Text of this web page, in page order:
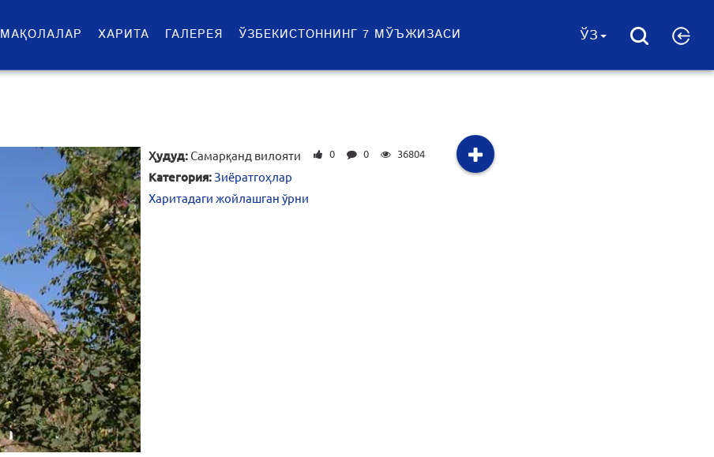
МАҚОЛАЛАР ХАРИТА ГАЛЕРЕЯ ЎЗБЕКИСТОННИНГ 7 МЎЪЖИЗАСИ ЎЗ
Ҳудуд: Самарқанд вилояти
Категория:Зиёратгоҳлар
Харитадаги жойлашган ўрни
0 0 36804